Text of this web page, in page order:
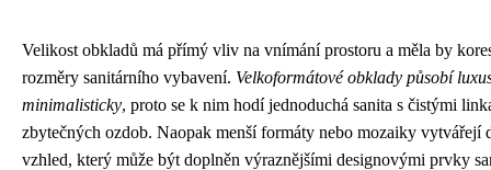
Velikost obkladů má přímý vliv na vnímání prostoru a měla by
rozměry sanitárního vybavení. Velkoformátové obklady působí
minimalisticky, proto se k nim hodí jednoduchá sanita s čistými
zbytečných ozdob. Naopak menší formáty nebo mozaiky vytvářejí
vzhled, který může být doplněn výraznějšími designovými prvky